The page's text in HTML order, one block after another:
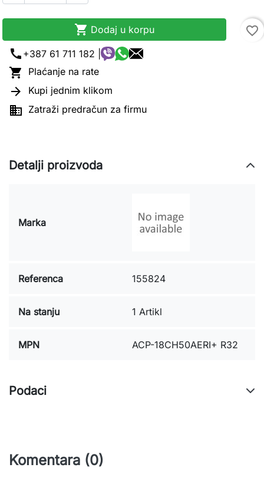
 Dodaj u korpu
favorite_border
call +387 61 711 182 |
 Plaćanje na rate
 Kupi jednim klikom
 Zatraži predračun za firmu
Detalji proizvoda
Marka
Referenca 155824
Na stanju 1 Artikl
MPN ACP-18CH50AERI+ R32
Podaci
Komentara (0)